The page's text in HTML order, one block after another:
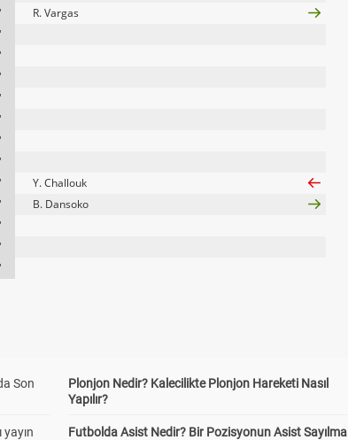
R. Vargas
Y. Challouk
B. Dansoko
Son
Plonjon Nedir? Kalecilikte Plonjon Hareketi Nasıl
Yapılır?
Futbolda Asist Nedir? Bir Pozisyonun Asist Sayılma